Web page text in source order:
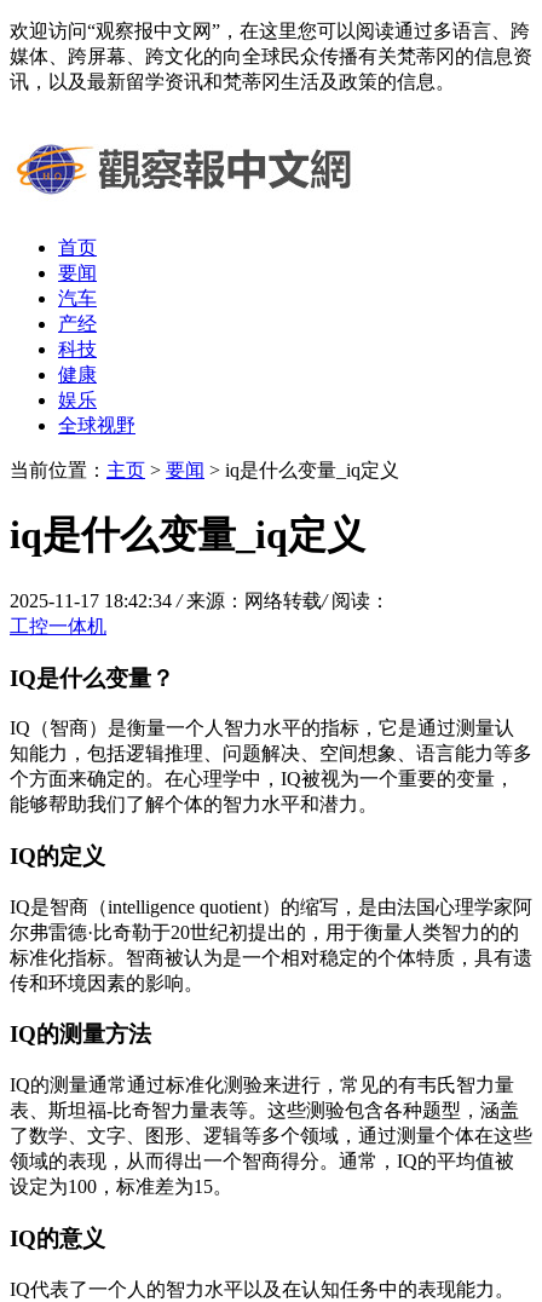
欢迎访问“观察报中文网”，在这里您可以阅读通过多语言、跨
媒体、跨屏幕、跨文化的向全球民众传播有关梵蒂冈的信息资
讯，以及最新留学资讯和梵蒂冈生活及政策的信息。
首页
要闻
汽车
产经
科技
健康
娱乐
全球视野
当前位置： 主页 > 要闻 > iq是什么变量_iq定义
iq是什么变量_iq定义
2025-11-17 18:42:34 / 来源：网络转载/ 阅读：
工控一体机
IQ是什么变量？
IQ（智商）是衡量一个人智力水平的指标，它是通过测量认
知能力，包括逻辑推理、问题解决、空间想象、语言能力等多
个方面来确定的。在心理学中，IQ被视为一个重要的变量，
能够帮助我们了解个体的智力水平和潜力。
IQ的定义
IQ是智商（intelligence quotient）的缩写，是由法国心理学家阿
尔弗雷德·比奇勒于20世纪初提出的，用于衡量人类智力的的
标准化指标。智商被认为是一个相对稳定的个体特质，具有遗
传和环境因素的影响。
IQ的测量方法
IQ的测量通常通过标准化测验来进行，常见的有韦氏智力量
表、斯坦福-比奇智力量表等。这些测验包含各种题型，涵盖
了数学、文字、图形、逻辑等多个领域，通过测量个体在这些
领域的表现，从而得出一个智商得分。通常，IQ的平均值被
设定为100，标准差为15。
IQ的意义
IQ代表了一个人的智力水平以及在认知任务中的表现能力。